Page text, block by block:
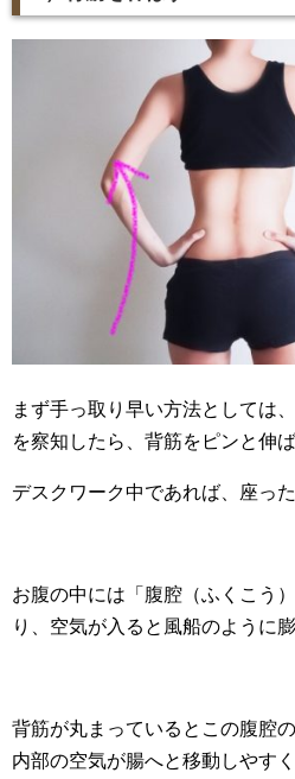
まず手っ取り早い方法としては
を察知したら、背筋をピンと伸ば
デスクワーク中であれば、座っ
お腹の中には「腹腔（ふくこう
り、空気が入ると風船のように
背筋が丸まっているとこの腹腔
内部の空気が腸へと移動しやす